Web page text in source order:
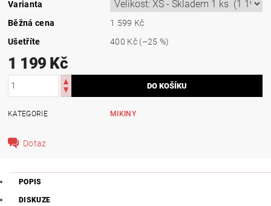
Varianta
Běžná cena
1 599 Kč
Ušetříte
400 Kč (–25 %)
1 199 Kč
KATEGORIE MIKINY
Dotaz
POPIS
DISKUZE